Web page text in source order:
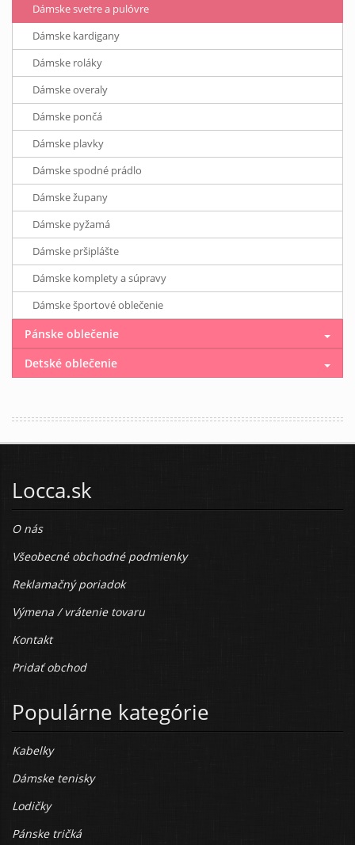
Dámske svetre a pulóvre
Dámske kardigany
Dámske roláky
Dámske overaly
Dámske pončá
Dámske plavky
Dámske spodné prádlo
Dámske župany
Dámske pyžamá
Dámske pršiplášte
Dámske komplety a súpravy
Dámske športové oblečenie
Pánske oblečenie
Detské oblečenie
Locca.sk
O nás
Všeobecné obchodné podmienky
Reklamačný poriadok
Výmena / vrátenie tovaru
Kontakt
Pridať obchod
Populárne kategórie
Kabelky
Dámske tenisky
Lodičky
Pánske tričká